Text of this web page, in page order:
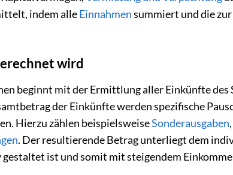
indem alleEinnahmensummiert und die
wird
beginnt mit der Ermittlung aller Einkünfte
der Einkünfte werden spezifische
Hierzu zählen beispielsweiseSonderausgaben,
. Der resultierende Betrag unterliegt dem
gestaltet ist und somit mit steigendem